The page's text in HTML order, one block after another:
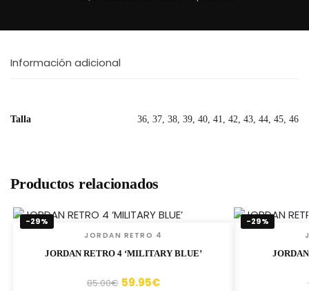
Información adicional
Talla 36, 37, 38, 39, 40, 41, 42, 43, 44, 45, 46
Productos relacionados
-29%
JORDAN RETRO 4
JORDAN RETRO 4 ‘MILITARY BLUE’
85.00€ 59.95€
-29%